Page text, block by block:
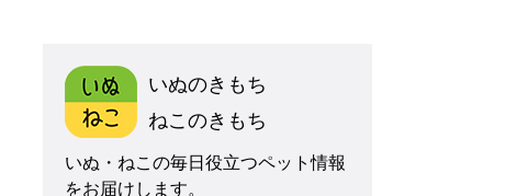
いぬのきもち
ねこのきもち
いぬ・ねこの毎日役立つペット情報
をお届けします。